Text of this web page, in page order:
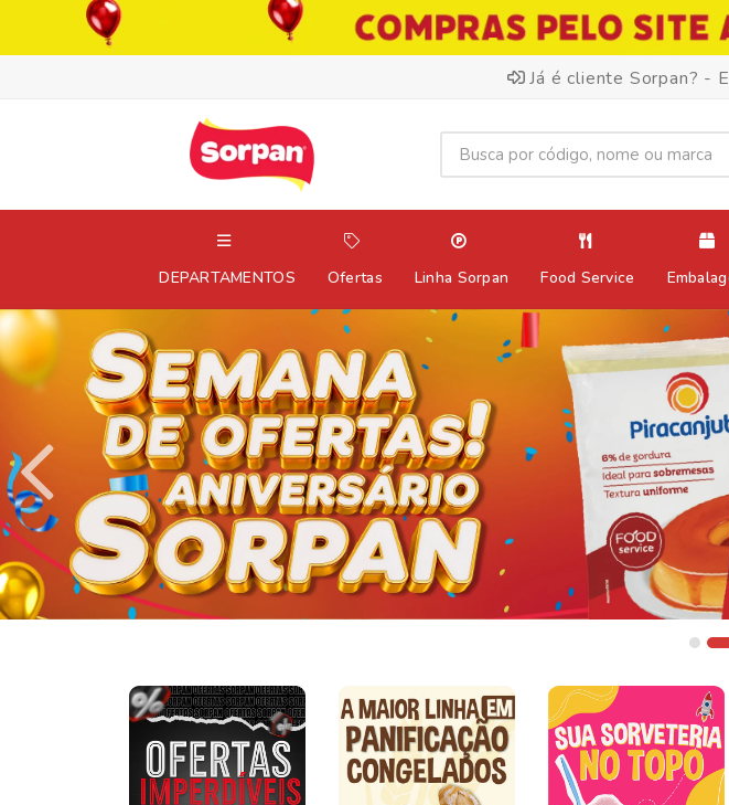
Já é cliente Sorpan? -
DEPARTAMENTOS Ofertas Linha Sorpan Food Service